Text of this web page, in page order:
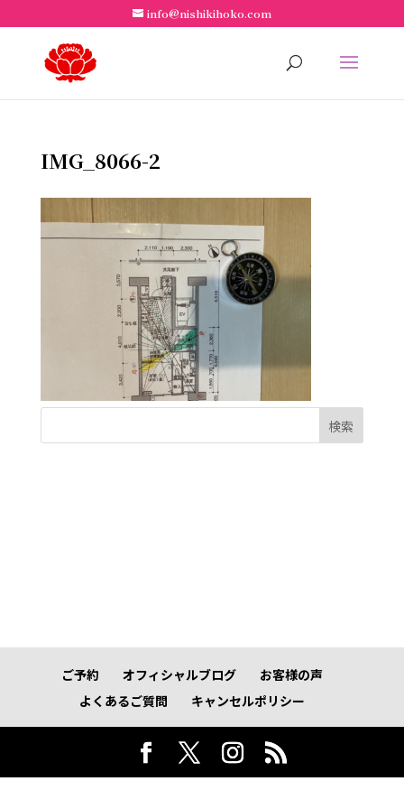
info@nishikihoko.com
IMG_8066-2
検索
ご予約 オフィシャルブログ
お客様の声
よくあるご質問
キャンセルポリシー